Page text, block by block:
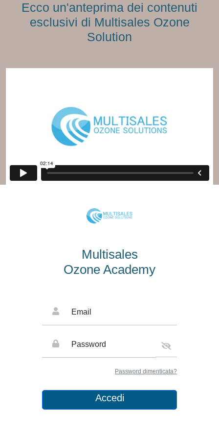
Ecco un'anteprima dei contenuti
esclusivi di Multisales Ozone
Solution
Multisales
Ozone Academy
Email
Password
Password dimenticata?
Accedi